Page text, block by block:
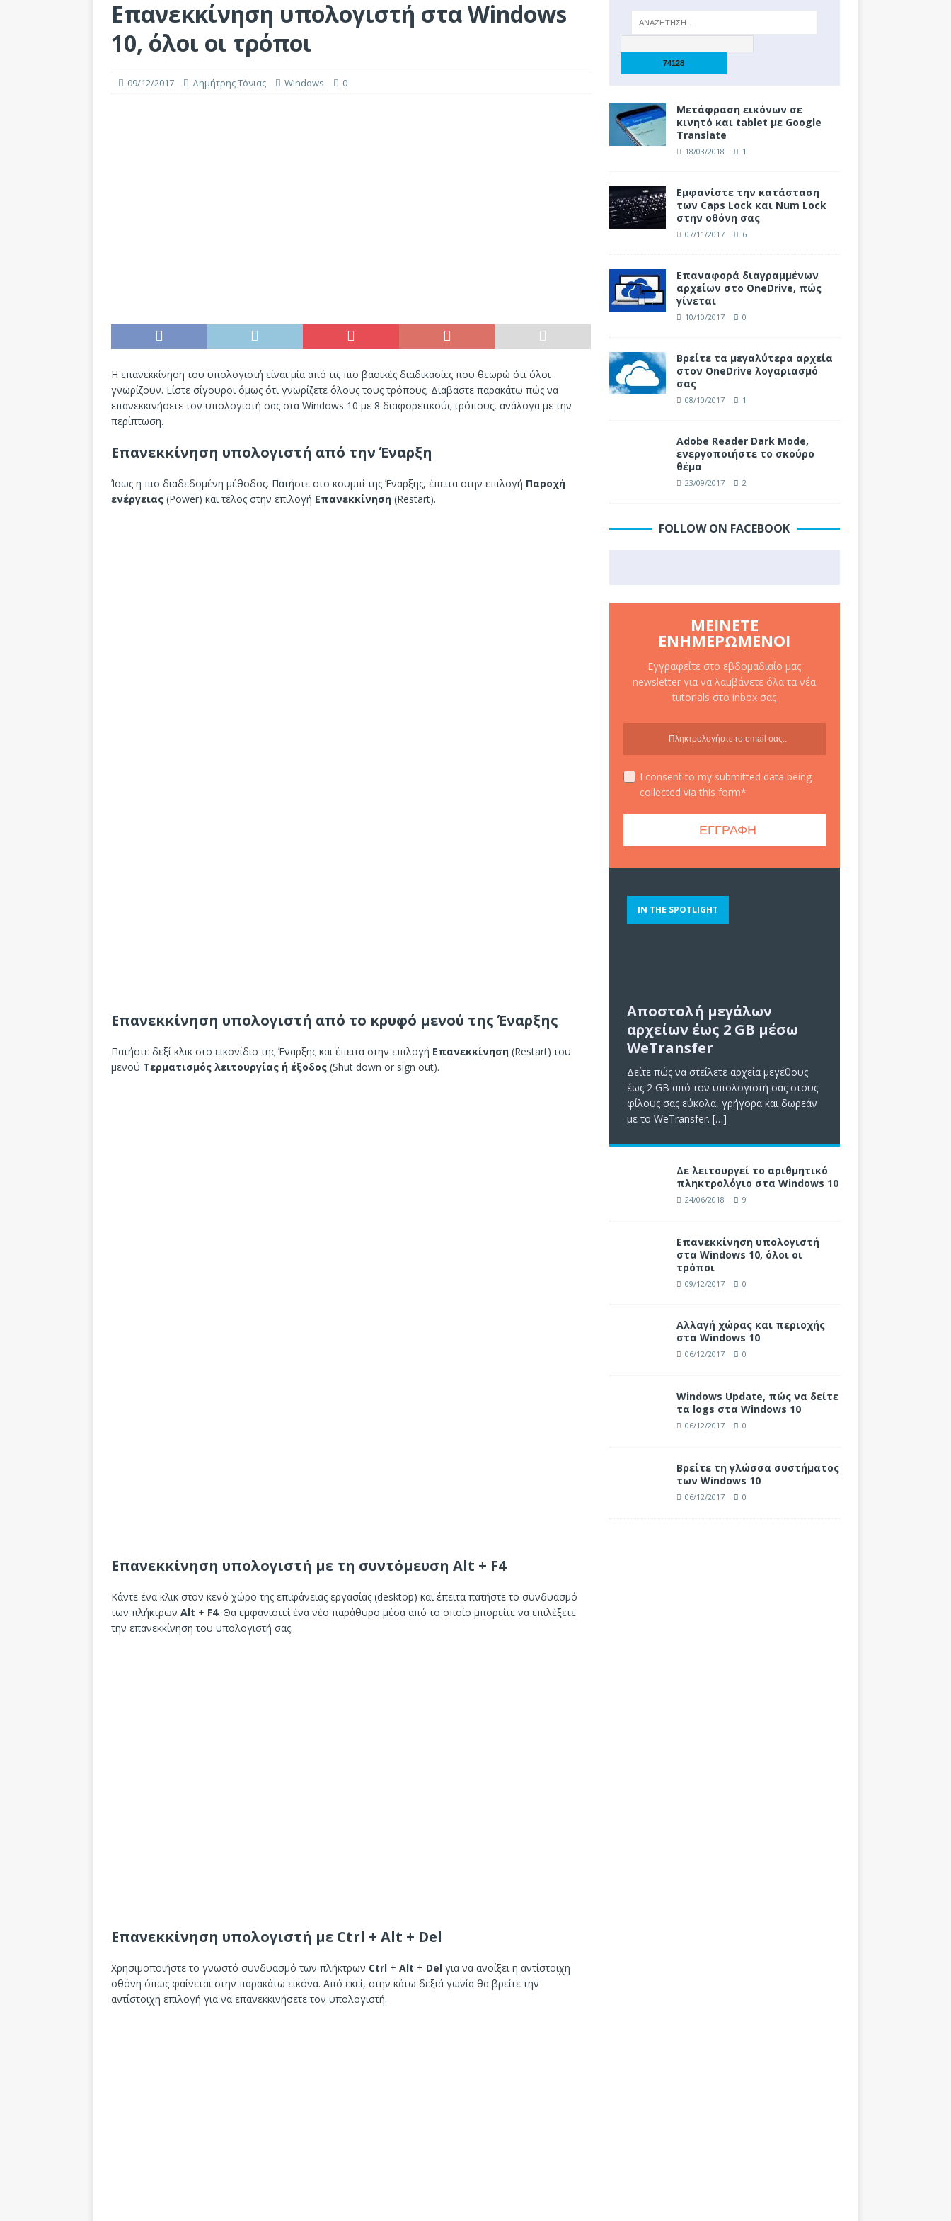
Επανεκκίνηση υπολογιστή στα Windows
10, όλοι οι τρόποι
09/12/2017 Δημήτρης Τόνιας Windows 0
Η επανεκκίνηση του υπολογιστή είναι μία από τις πιο βασικές διαδικασίες που θεωρώ ότι όλοι
γνωρίζουν. Είστε σίγουροι όμως ότι γνωρίζετε όλους τους τρόπους; Διαβάστε παρακάτω πώς να
επανεκκινήσετε τον υπολογιστή σας στα Windows 10 με 8 διαφορετικούς τρόπους, ανάλογα με την
περίπτωση.
Επανεκκίνηση υπολογιστή από την Έναρξη
Ίσως η πιο διαδεδομένη μέθοδος. Πατήστε στο κουμπί της Έναρξης, έπειτα στην επιλογή Παροχή
ενέργειας (Power) και τέλος στην επιλογή Επανεκκίνηση (Restart).
Επανεκκίνηση υπολογιστή από το κρυφό μενού της Έναρξης
Πατήστε δεξί κλικ στο εικονίδιο της Έναρξης και έπειτα στην επιλογή Επανεκκίνηση (Restart) του
μενού Τερματισμός λειτουργίας ή έξοδος (Shut down or sign out).
Επανεκκίνηση υπολογιστή με τη συντόμευση Alt + F4
Κάντε ένα κλικ στον κενό χώρο της επιφάνειας εργασίας (desktop) και έπειτα πατήστε το συνδυασμό
των πλήκτρων Alt + F4. Θα εμφανιστεί ένα νέο παράθυρο μέσα από το οποίο μπορείτε να επιλέξετε
την επανεκκίνηση του υπολογιστή σας.
Επανεκκίνηση υπολογιστή με Ctrl + Alt + Del
Χρησιμοποιήστε το γνωστό συνδυασμό των πλήκτρων Ctrl + Alt + Del για να ανοίξει η αντίστοιχη
οθόνη όπως φαίνεται στην παρακάτω εικόνα. Από εκεί, στην κάτω δεξιά γωνία θα βρείτε την
αντίστοιχη επιλογή για να επανεκκινήσετε τον υπολογιστή.
Μετάφραση εικόνων σε
κινητό και tablet με Google
Translate
18/03/2018 1
Eμφανίστε την κατάσταση
των Caps Lock και Num Lock
στην οθόνη σας
07/11/2017 6
Επαναφορά διαγραμμένων
αρχείων στο OneDrive, πώς
γίνεται
10/10/2017 0
Βρείτε τα μεγαλύτερα αρχεία
στον OneDrive λογαριασμό
σας
08/10/2017 1
Adobe Reader Dark Mode,
ενεργοποιήστε το σκούρο
θέμα
23/09/2017 2
FOLLOW ON FACEBOOK
ΜΕΊΝΕΤΕ
ΕΝΗΜΕΡΩΜΈΝΟΙ
Εγγραφείτε στο εβδομαδιαίο μας
newsletter για να λαμβάνετε όλα τα νέα
tutorials στο inbox σας
I consent to my submitted data being
collected via this form*
IN THE SPOTLIGHT
Αποστολή μεγάλων
αρχείων έως 2 GB μέσω
WeTransfer
Δείτε πώς να στείλετε αρχεία μεγέθους
έως 2 GB από τον υπολογιστή σας στους
φίλους σας εύκολα, γρήγορα και δωρεάν
με το WeTransfer. […]
Δε λειτουργεί το αριθμητικό
πληκτρολόγιο στα Windows 10
24/06/2018 9
Επανεκκίνηση υπολογιστή
στα Windows 10, όλοι οι
τρόποι
09/12/2017 0
Αλλαγή χώρας και περιοχής
στα Windows 10
06/12/2017 0
Windows Update, πώς να δείτε
τα logs στα Windows 10
06/12/2017 0
Βρείτε τη γλώσσα συστήματος
των Windows 10
06/12/2017 0